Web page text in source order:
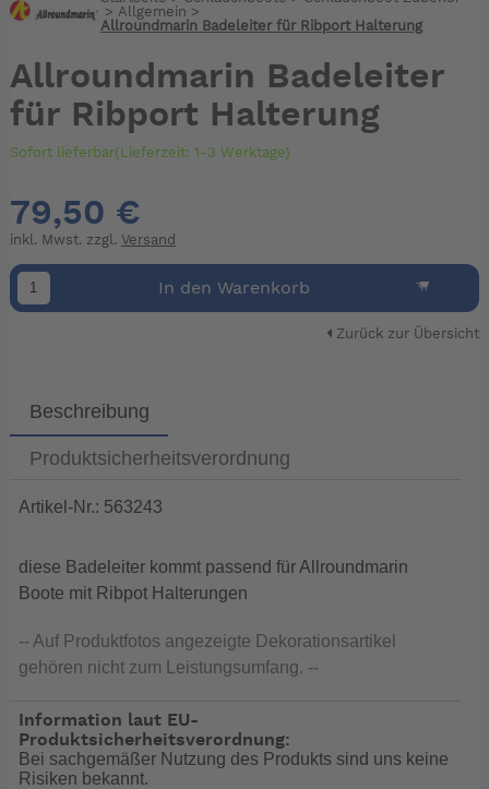
>Allgemein >
Allroundmarin Badeleiter für Ribport Halterung
Allroundmarin Badeleiter
für Ribport Halterung
Sofort lieferbar(Lieferzeit: 1-3 Werktage)
79,50 €
inkl. Mwst. zzgl. Versand
In den Warenkorb
Zurück zur Übersicht
Beschreibung
Produktsicherheitsverordnung
Artikel-Nr.: 563243
diese Badeleiter kommt passend für Allroundmarin
Boote mit Ribpot Halterungen
-- Auf Produktfotos angezeigte Dekorationsartikel
gehören nicht zum Leistungsumfang. --
Information laut EU-
Produktsicherheitsverordnung:
Bei sachgemäßer Nutzung des Produkts sind uns keine
Risiken bekannt.